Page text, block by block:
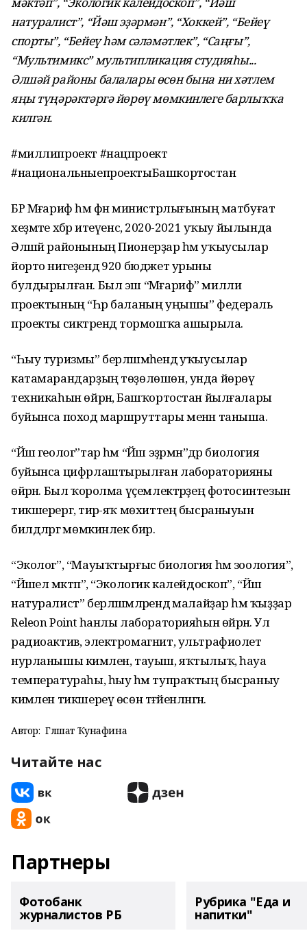
натуралист”, “Йәш эҙәрмән”, “Хоккей”, “Бейеү
спорты”, “Бейеү һәм сәләмәтлек”, “Саңғы”,
“Мультимикс” мультипликация студияһы...
Әлшәй районы балалары өсөн бына ни хәтлем
яңы түңәрәктәргә йөрөү мөмкинлеге барлыҡҡа
килгән.
#миллипроект #нацпроект
#национальныепроектыБашкортостан
БР Мәғариф һәм фән министрлығының матбуғат
хеҙмәте хәбәр итеүенсә, 2020-2021 уҡыу йылында
Әлшәй районының Пионерҙар һәм уҡыусылар
йорто нигеҙендә 920 бюджет урыны
булдырылған. Был эш “Мәғариф” милли
проектының “Һәр баланың уңышы” федераль
проекты сиктәрендә тормошҡа ашырыла.
“Һыу туризмы” берләшмәһендә уҡыусылар
катамарандарҙың төҙөлөшөн, унда йөрөү
техникаһын өйрәнә, Башҡортостан йылғалары
буйынса поход маршруттары менән таныша.
“Йәш геолог”тар һәм “Йәш эҙәрмән”дәр биология
буйынса цифрлаштырылған лабораторияны
өйрәнә. Был ҡоролма үҫемлектәрҙең фотосинтезын
тикшерергә, тирә-яҡ мөхиттең бысраныуын
билдәләргә мөмкинлек бирә.
“Эколог”, “Мауыҡтырғыс биология һәм зоология”,
“Йәшел мәктәп”, “Экологик калейдоскоп”, “Йәш
натуралист” берләшмәләрендә малайҙар һәм ҡыҙҙар
Releon Point һанлы лабораторияһын өйрәнә. Ул
радиоактив, электромагнит, ультрафиолет
нурланышы кимәлен, тауыш, яҡтылыҡ, һауа
температураһы, һыу һәм тупраҡтың бысраныу
кимәлен тикшереү өсөн тәғәйенләнгән.
Автор: Гөлшат Ҡунафина
Читайте нас
Партнеры
Фотобанк
журналистов РБ
Рубрика "Еда и
напитки"